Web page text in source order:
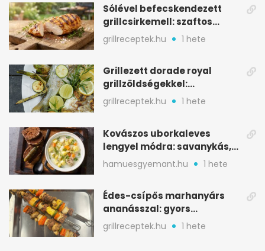
Sólével befecskendezett
grillcsirkemell: szaftos
marad, nem szárad ki
grillreceptek.hu 1 hete
Grillezett dorade royal
grillzöldségekkel:
mediterrán ízek a rostélyról
grillreceptek.hu 1 hete
Kovászos uborkaleves
lengyel módra: savanykás,
kapros, meglepően
tartalmas
hamuesgyemant.hu 1 hete
Édes-csípős marhanyárs
ananásszal: gyors
grillrecept jalapeñóval
grillreceptek.hu 1 hete